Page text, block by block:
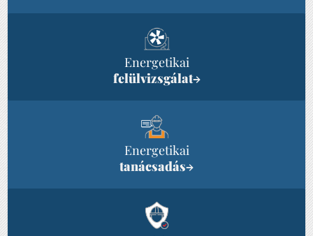
Energetikai
felülvizsgálat→
Energetikai
tanácsadás→